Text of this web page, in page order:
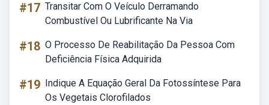
#17 Transitar Com O Veículo Derramando
Combustível Ou Lubrificante Na Via
#18 O Processo De Reabilitação Da Pessoa Com
Deficiência Física Adquirida
#19 Indique A Equação Geral Da Fotossíntese Para
Os Vegetais Clorofilados